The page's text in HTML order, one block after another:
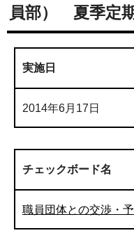
員部） 夏季定
実施日
2014年6月17日
チェックボード名
職員団体との交渉・